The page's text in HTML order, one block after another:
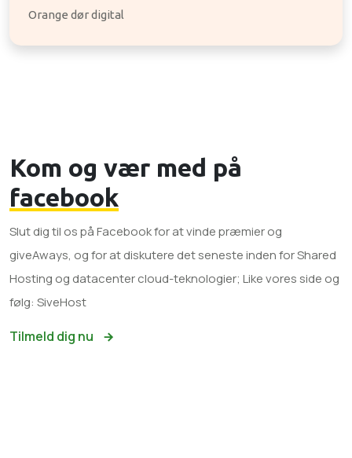
Orange dør digital
Kom og vær med på
facebook
Slut dig til os på Facebook for at vinde præmier og
giveAways, og for at diskutere det seneste inden for Shared
Hosting og datacenter cloud-teknologier; Like vores side og
følg: SiveHost
Tilmeld dig nu